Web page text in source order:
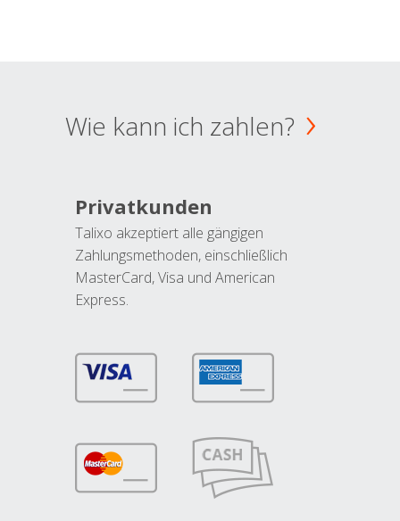
Wie kann ich zahlen?
Privatkunden
Talixo akzeptiert alle gängigen
Zahlungsmethoden, einschließlich
MasterCard, Visa und American
Express.